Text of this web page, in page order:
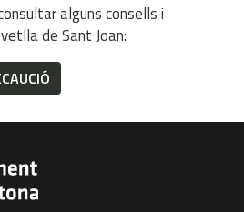
alguns consells i
de Sant Joan: